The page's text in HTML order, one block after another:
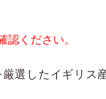
ください。
選したイギリス